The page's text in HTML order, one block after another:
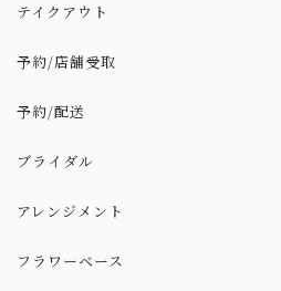
テイクアウト
季節のブーケ
予約/店舗受取
季節のブーケ
予約/配送
季節のブーケ
ブライダル
ブーケ（造花）
アレンジメント
フラワーベース